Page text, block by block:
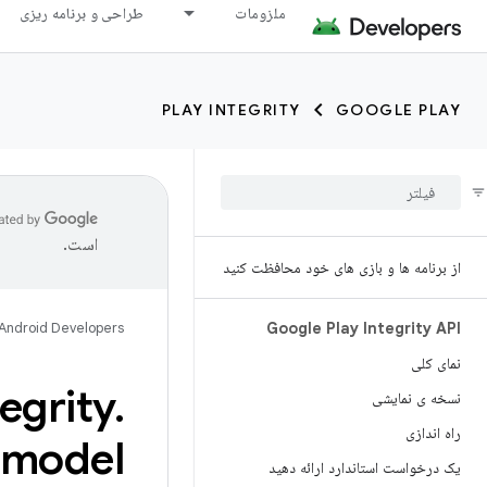
ملزومات طراحی و برنامه ریزی
GOOGLE PLAY
PLAY INTEGRITY
از برنامه ها و بازی های خود محافظت کنید
Google Play Integrity API
نمای کلی
نسخه ی نمایشی
راه اندازی
یک درخواست استاندارد ارائه دهید
است.
Developers
.
model